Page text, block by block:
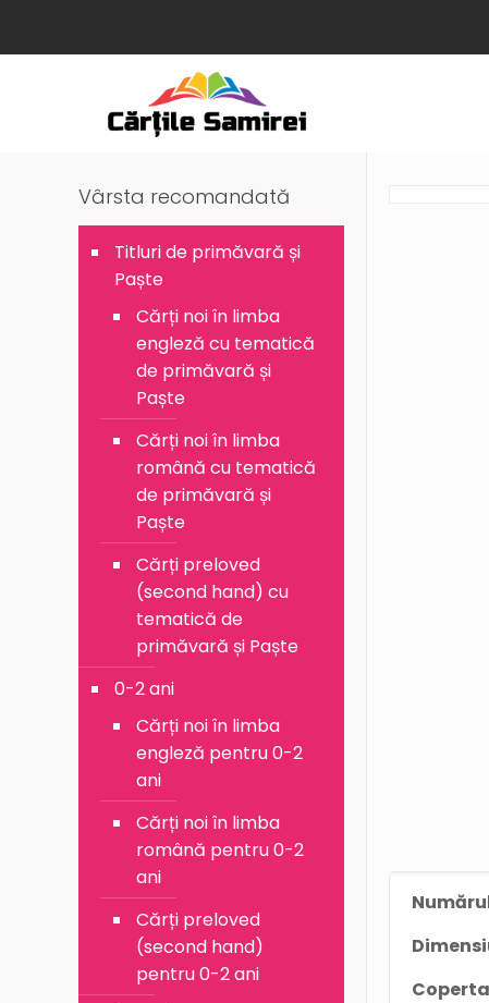
Vârsta recomandată
Titluri de primăvară și
Paște
Cărți noi în limba
engleză cu tematică
de primăvară și
Paște
Cărți noi în limba
română cu tematică
de primăvară și
Paște
Cărți preloved
(second hand) cu
tematică de
primăvară și Paște
0-2 ani
Cărți noi în limba
engleză pentru 0-2
ani
Cărți noi în limba
română pentru 0-2
ani
Cărți preloved
(second hand)
pentru 0-2 ani